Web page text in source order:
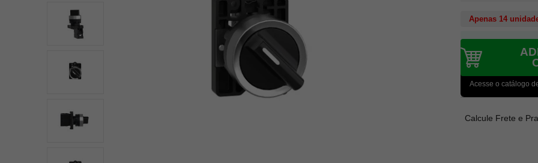
Apenas 14
Acesse o catálogo
Calcule Frete e